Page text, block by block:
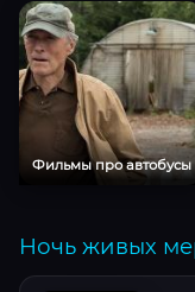
Фильмы про автобусы
Ночь живых